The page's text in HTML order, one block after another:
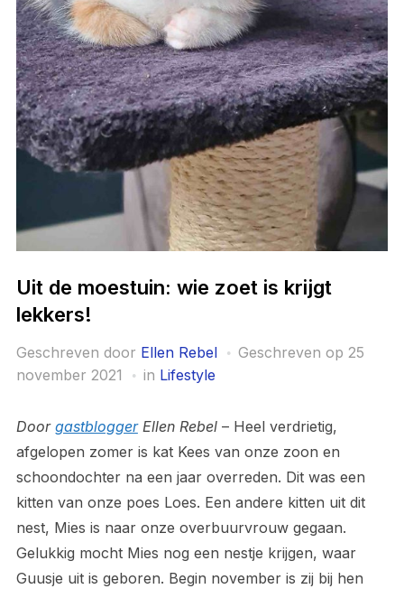
Uit de moestuin: wie zoet is krijgt
lekkers!
Geschreven door Ellen Rebel Geschreven op 25
november 2021
in Lifestyle
Door gastbloggerEllen Rebel– Heel verdrietig,
afgelopen zomer is kat Kees van onze zoon en
schoondochter na een jaar overreden. Dit was een
kitten van onze poes Loes. Een andere kitten uit dit
nest, Mies is naar onze overbuurvrouw gegaan.
Gelukkig mocht Mies nog een nestje krijgen, waar
Guusje uit is geboren. Begin november is zij bij hen